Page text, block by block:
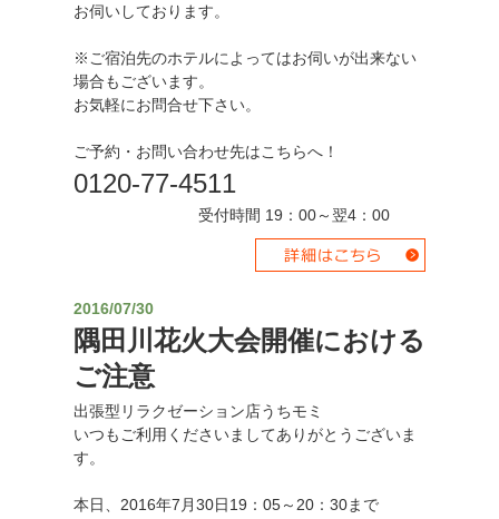
お伺いしております。
※ご宿泊先のホテルによってはお伺いが出来ない
場合もございます。
お気軽にお問合せ下さい。
ご予約・お問い合わせ先はこちらへ！
0120-77-4511
受付時間 19：00～翌4：00
2016/07/30
隅田川花火大会開催における
ご注意
出張型リラクゼーション店うちモミ
いつもご利用くださいましてありがとうございま
す。
本日、2016年7月30日19：05～20：30まで